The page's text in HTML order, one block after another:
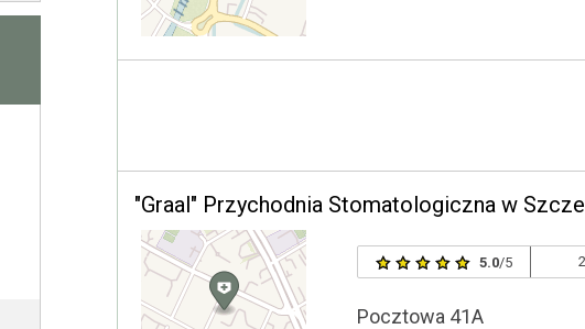
"Graal" Przychodnia Stomatologiczna w
5.0/5
Pocztowa 41A